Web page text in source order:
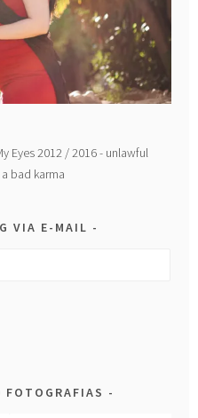
Eyes 2012 / 2016 - unlawful
bad karma
VIA E-MAIL